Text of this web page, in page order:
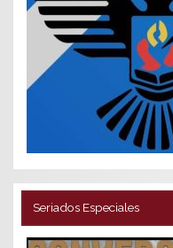
Seriados Especiales